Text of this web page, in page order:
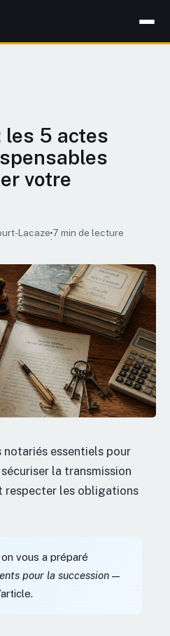
les 5 actes
votre
Lacaze
·
7 min de lecture
notariés essentiels pour
la transmission
respecter les obligations
on vous a préparé
pour la succession —